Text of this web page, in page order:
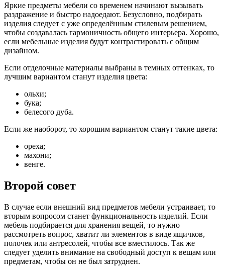
Яркие предметы мебели со временем начинают вызывать
раздражение и быстро надоедают. Безусловно, подбирать
изделия следует с уже определённым стилевым решением,
чтобы создавалась гармоничность общего интерьера. Хорошо,
если мебельные изделия будут контрастировать с общим
дизайном.
Если отделочные материалы выбраны в темных оттенках, то
лучшим вариантом станут изделия цвета:
ольхи;
бука;
белесого дуба.
Если же наоборот, то хорошим вариантом станут такие цвета:
ореха;
махони;
венге.
Второй совет
В случае если внешний вид предметов мебели устраивает, то
вторым вопросом станет функциональность изделий. Если
мебель подбирается для хранения вещей, то нужно
рассмотреть вопрос, хватит ли элементов в виде ящичков,
полочек или антресолей, чтобы все вместилось. Так же
следует уделить внимание на свободный доступ к вещам или
предметам, чтобы он не был затруднен.